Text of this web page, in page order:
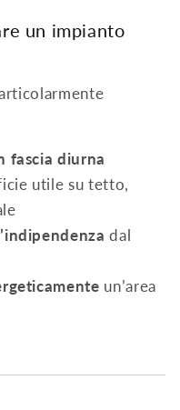
un impianto
fascia diurna
utile su tetto,
dal
un’area